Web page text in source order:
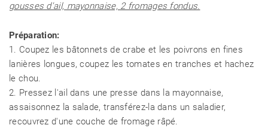
gousses d'ail, mayonnaise, 2 fromages fondus.
Préparation:
1. Coupez les bâtonnets de crabe et les poivrons en fines
lanières longues, coupez les tomates en tranches et hachez
le chou.
2. Pressez l'ail dans une presse dans la mayonnaise,
assaisonnez la salade, transférez-la dans un saladier,
recouvrez d'une couche de fromage râpé.